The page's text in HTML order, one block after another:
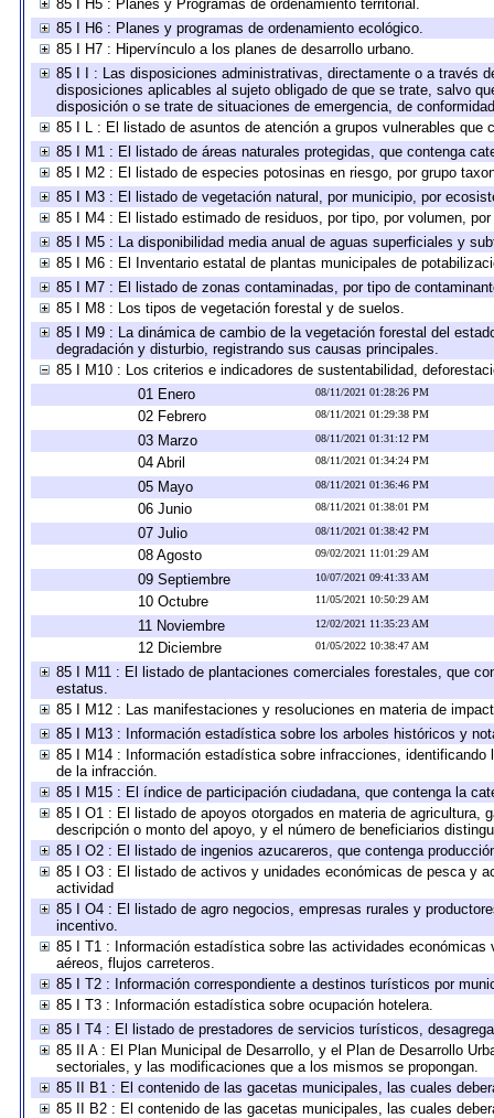
85 I H5 : Planes y Programas de ordenamiento territorial.
85 I H6 : Planes y programas de ordenamiento ecológico.
85 I H7 : Hipervínculo a los planes de desarrollo urbano.
85 I I : Las disposiciones administrativas, directamente o a través
disposiciones aplicables al sujeto obligado de que se trate, salvo
disposición o se trate de situaciones de emergencia, de
85 I L : El listado de asuntos de atención a grupos vulnerables
85 I M1 : El listado de áreas naturales protegidas, que contenga
85 I M2 : El listado de especies potosinas en riesgo, por grupo
85 I M3 : El listado de vegetación natural, por municipio, por
85 I M4 : El listado estimado de residuos, por tipo, por volumen,
85 I M5 : La disponibilidad media anual de aguas superficiales y
85 I M6 : El Inventario estatal de plantas municipales de
85 I M7 : El listado de zonas contaminadas, por tipo de
85 I M8 : Los tipos de vegetación forestal y de suelos.
85 I M9 : La dinámica de cambio de la vegetación forestal del
degradación y disturbio, registrando sus causas principales.
85 I M10 : Los criterios e indicadores de sustentabilidad,
01 Enero
08/11/2021 01:28:26 PM
02 Febrero 08/11/2021 01:29:38 PM
03 Marzo 08/11/2021 01:31:12 PM
04 Abril 08/11/2021 01:34:24 PM
05 Mayo 08/11/2021 01:36:46 PM
06 Junio 08/11/2021 01:38:01 PM
07 Julio 08/11/2021 01:38:42 PM
08 Agosto 09/02/2021 11:01:29 AM
09 Septiembre 10/07/2021 09:41:33 AM
10 Octubre 11/05/2021 10:50:29 AM
11 Noviembre 12/02/2021 11:35:23 AM
12 Diciembre 01/05/2022 10:38:47 AM
85 I M11 : El listado de plantaciones comerciales forestales, que
estatus.
85 I M12 : Las manifestaciones y resoluciones en materia de
85 I M13 : Información estadística sobre los arboles históricos y
85 I M14 : Información estadística sobre infracciones,
de la infracción.
85 I M15 : El índice de participación ciudadana, que contenga la
85 I O1 : El listado de apoyos otorgados en materia de agricultura,
descripción o monto del apoyo, y el número de beneficiarios
85 I O2 : El listado de ingenios azucareros, que contenga
85 I O3 : El listado de activos y unidades económicas de pesca y
actividad
85 I O4 : El listado de agro negocios, empresas rurales y
incentivo.
85 I T1 : Información estadística sobre las actividades
aéreos, flujos carreteros.
85 I T2 : Información correspondiente a destinos turísticos por
85 I T3 : Información estadística sobre ocupación hotelera.
85 I T4 : El listado de prestadores de servicios turísticos,
85 II A : El Plan Municipal de Desarrollo, y el Plan de Desarrollo
sectoriales, y las modificaciones que a los mismos se propongan.
85 II B1 : El contenido de las gacetas municipales, las cuales
85 II B2 : El contenido de las gacetas municipales, las cuales